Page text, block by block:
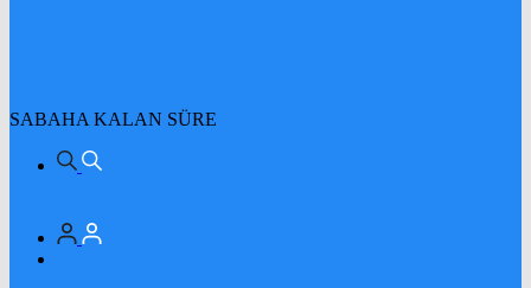
SABAHA KALAN SÜRE